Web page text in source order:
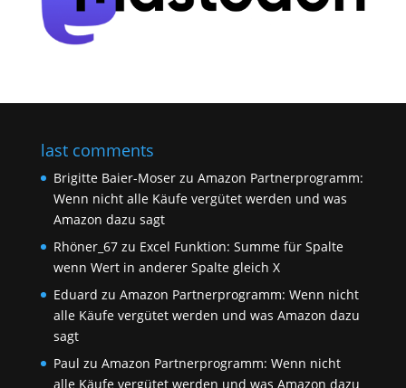
last comments
Brigitte Baier-Moserzu Amazon Partnerprogramm:
Wenn nicht alle Käufe vergütet werden und was
Amazon dazu sagt
Rhöner_67zu Excel Funktion: Summe für Spalte
wenn Wert in anderer Spalte gleich X
Eduard zu Amazon Partnerprogramm: Wenn nicht
alle Käufe vergütet werden und was Amazon dazu
sagt
Paul zu Amazon Partnerprogramm: Wenn nicht
alle Käufe vergütet werden und was Amazon dazu